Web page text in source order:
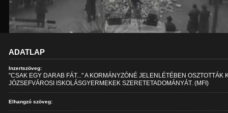
ADATLAP
Inzertszöveg:
"CSAK EGY DARAB FÁT..." A KORMÁNYZÓNÉ JELENLÉTÉBEN OSZTOTTÁK
JÓZSEFVÁROSI ISKOLÁSGYERMEKEK SZERETETADOMÁNYÁT. (MFI)
Elhangzó szöveg: